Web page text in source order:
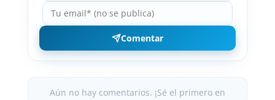
Comentar
Aún no hay comentarios. ¡Sé el primero en